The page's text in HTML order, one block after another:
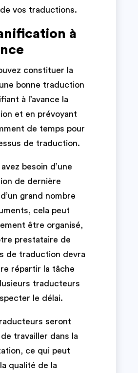
vos traductions.
à
constituer la
bonne traduction
à l’avance la
et en prévoyant
de temps pour
de traduction.
besoin d’une
de dernière
grand nombre
cela peut
être organisé,
prestataire de
de traduction devra
répartir la tâche
traducteurs
le délai.
seront
travailler dans la
ce qui peut
qualité de la